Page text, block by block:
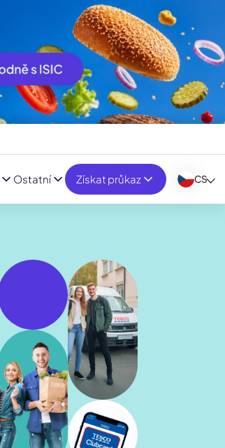
Získat průkaz
Ostatní CS